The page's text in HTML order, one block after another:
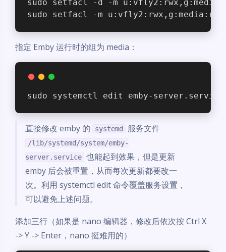
sudo setfacl -d -m
sudo setfacl -m
指定 Emby 运行时的组为 media：
sudo systemctl edit emby-server.service
直接修改 emby 的 systemd 服务文件
/lib/systemd/system/emby-
server.service 也能起到效果，但是更新
emby 后会被重置，从而每次更新都要改一
次。利用 systemctl edit 命令覆盖服务设置，
可以避免上述问题。
添加三行（如果是 nano 编辑器，修改后依次按 Ctrl X
-> Y -> Enter，nano 挺难用的）